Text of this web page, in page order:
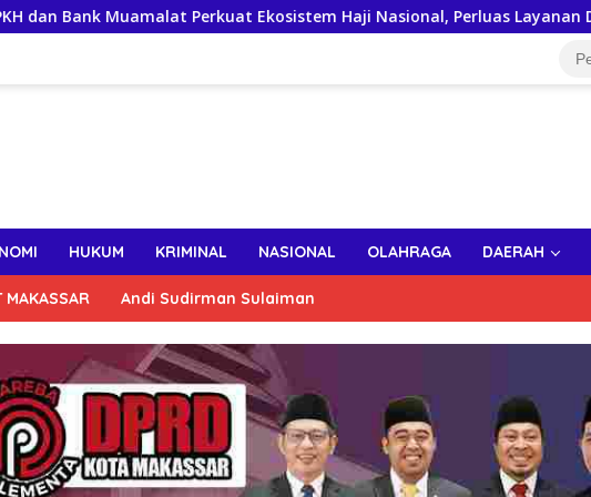
Perkuat Ekosistem Haji Nasional, Perluas Layanan Digital
HUKUM KRIMINAL NASIONAL OLAHRAGA DAERAH
MAKASSAR Andi Sudirman Sulaiman